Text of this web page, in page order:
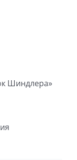
Шиндлера»